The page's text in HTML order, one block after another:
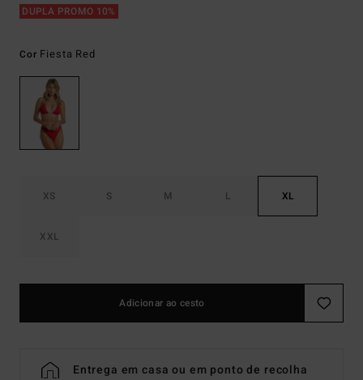
DUPLA PROMO 10%
Cor Fiesta Red
XS S M L XL
XXL
Adicionar ao cesto
Entrega em casa ou em ponto de recolha